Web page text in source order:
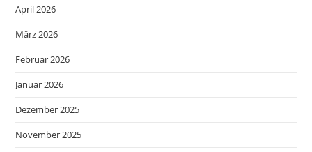
April 2026
März 2026
Februar 2026
Januar 2026
Dezember 2025
November 2025